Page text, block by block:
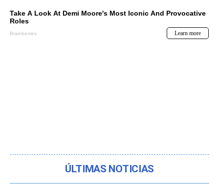
ÚLTIMAS NOTICIAS